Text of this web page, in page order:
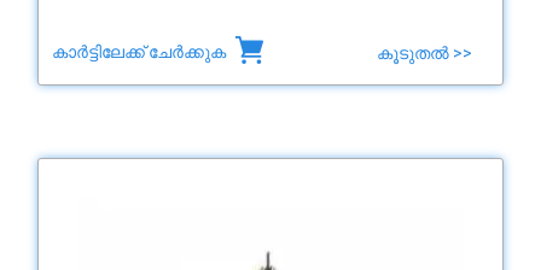
കാർട്ടിലേക്ക് ചേർക്കുക കൂടുതൽ >>